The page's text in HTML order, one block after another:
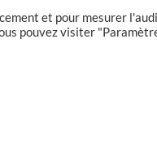
et pour mesurer
pouvez visiter